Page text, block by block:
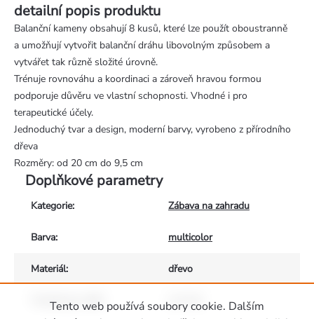
Tento web používá soubory cookie. Dalším
detailní popis produktu
Balanční kameny obsahují 8 kusů, které lze použít oboustranně
a umožňují vytvořit balanční dráhu libovolným způsobem a
vytvářet tak různě složité úrovně.
Trénuje rovnováhu a koordinaci a zároveň hravou formou
podporuje důvěru ve vlastní schopnosti. Vhodné i pro
terapeutické účely.
Jednoduchý tvar a design, moderní barvy, vyrobeno z přírodního
dřeva
Rozměry: od 20 cm do 9,5 cm
Doplňkové parametry
Kategorie: Zábava na zahradu
Barva: multicolor
Materiál: dřevo
Vhodné pro děti